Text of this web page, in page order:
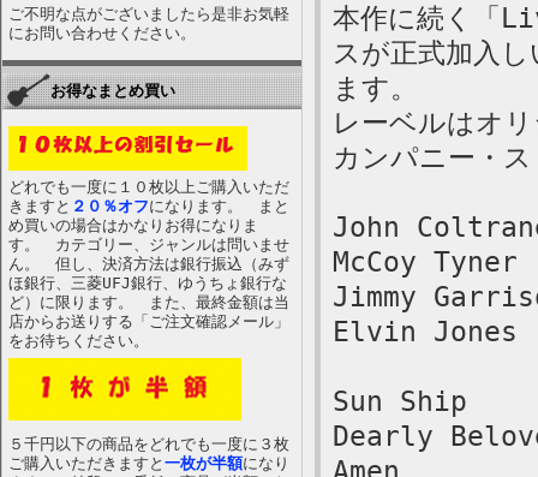
ご不明な点がございましたら是非お気軽
にお問い合わせください。
お得なまとめ買い
どれでも一度に１０枚以上ご購入いただ
きますと ２０％オフになります。 まと
め買いの場合はかなりお得になりま
す。 カテゴリー、ジャンルは問いませ
ん。 但し、決済方法は銀行振込（みず
ほ銀行、三菱UFJ銀行、ゆうちょ銀行な
ど）に限ります。 また、最終金額は当
店からお送りする「ご注文確認メール」
をお待ちください。
５千円以下の商品をどれでも一度に３枚
ご購入いただきますと 一枚が半額になり
本作に続く「
スが正式加入
ます。
レーベルはオ
カンパニー・
John
McCoy
Jimmy
Elvin Jones
Sun Ship
Dearly